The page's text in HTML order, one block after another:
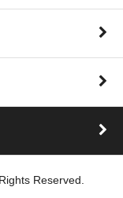
Reserved.